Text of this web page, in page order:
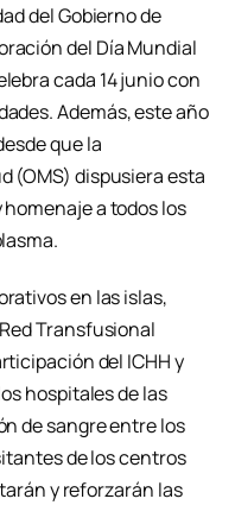
del Gobierno de
del Día Mundial
cada 14 junio con
Además, este año
que la
(OMS) dispusiera esta
a todos los
en las islas,
Transfusional
del ICHH y
hospitales de las
de sangre entre los
de los centros
y reforzarán las